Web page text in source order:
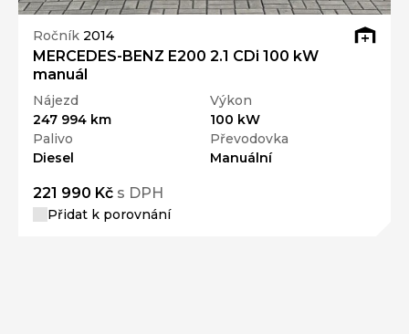
Ročník 2014
MERCEDES-BENZ E200 2.1 CDi 100 kW
manuál
Nájezd
247 994 km
Výkon
100 kW
Palivo
Diesel
Převodovka
Manuální
221 990 Kč s DPH
Přidat k porovnání